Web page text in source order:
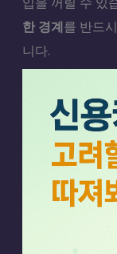
한 경계를 반드
니다.